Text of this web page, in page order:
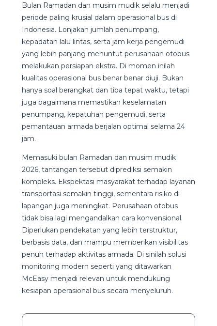
Bulan Ramadan dan musim mudik selalu menjadi
periode paling krusial dalam operasional bus di
Indonesia. Lonjakan jumlah penumpang,
kepadatan lalu lintas, serta jam kerja pengemudi
yang lebih panjang menuntut perusahaan otobus
melakukan persiapan ekstra. Di momen inilah
kualitas operasional bus benar benar diuji. Bukan
hanya soal berangkat dan tiba tepat waktu, tetapi
juga bagaimana memastikan keselamatan
penumpang, kepatuhan pengemudi, serta
pemantauan armada berjalan optimal selama 24
jam.
Memasuki bulan Ramadan dan musim mudik
2026, tantangan tersebut diprediksi semakin
kompleks. Ekspektasi masyarakat terhadap layanan
transportasi semakin tinggi, sementara risiko di
lapangan juga meningkat. Perusahaan otobus
tidak bisa lagi mengandalkan cara konvensional.
Diperlukan pendekatan yang lebih terstruktur,
berbasis data, dan mampu memberikan visibilitas
penuh terhadap aktivitas armada. Di sinilah solusi
monitoring modern seperti yang ditawarkan
McEasy menjadi relevan untuk mendukung
kesiapan operasional bus secara menyeluruh.